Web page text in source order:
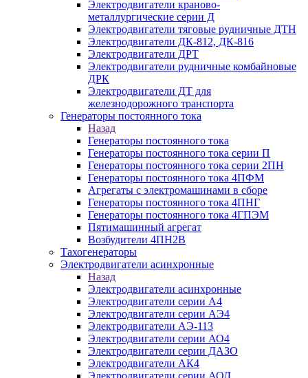
Электродвигатели краново-
металлургические серии Д
Электродвигатели тяговые рудничные ДТН
Электродвигатели ДК-812, ДК-816
Электродвигатели ДРТ
Электродвигатели рудничные комбайновые
ДРК
Электродвигатели ДТ для
железнодорожного транспорта
Генераторы постоянного тока
Назад
Генераторы постоянного тока
Генераторы постоянного тока серии П
Генераторы постоянного тока серии 2ПН
Генераторы постоянного тока 4ПФМ
Агрегаты с электромашинами в сборе
Генераторы постоянного тока 4ПНГ
Генераторы постоянного тока 4ГПЭМ
Пятимашинный агрегат
Возбудители 4ПН2В
Тахогенераторы
Электродвигатели асинхронные
Назад
Электродвигатели асинхронные
Электродвигатели серии А4
Электродвигатели серии АЭ4
Электродвигатели АЭ-113
Электродвигатели серии АО4
Электродвигатели серии ДАЗО
Электродвигатели АК4
Электродвигатели серии АОД